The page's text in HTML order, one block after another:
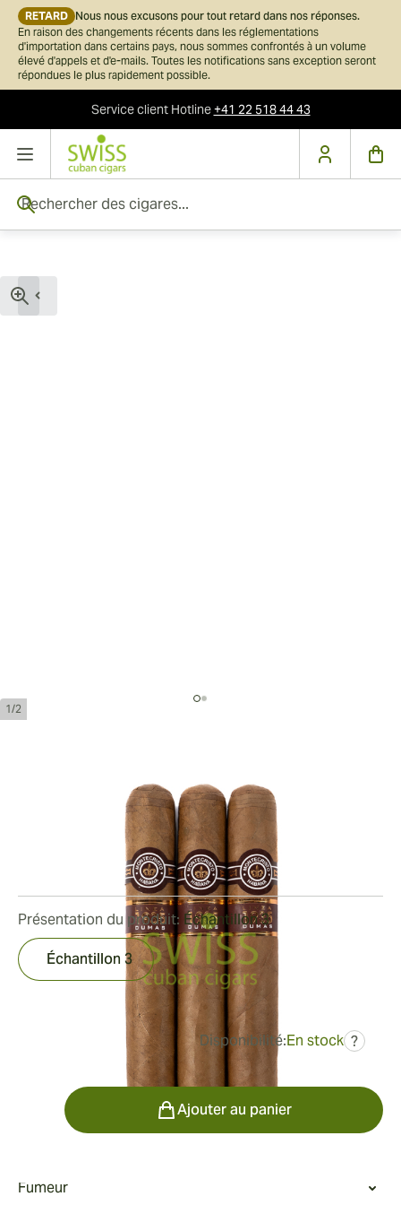
RETARD Nous nous excusons pour tout retard dans nos réponses.
En raison des changements récents dans les réglementations
d'importation dans certains pays, nous sommes confrontés à un volume
élevé d'appels et d'e-mails. Toutes les notifications sans exception seront
répondues le plus rapidement possible.
Service clientHotline+41 22 518 44 43
Skip to Content
1/2
Bague de jauge:49
133 mm / 5.25 pouces
Commentaires
112,50 €
Disponibilité:En stock ?
Présentation du produit: Échantillon 3
Échantillon 3
Ajouter au panier
Fumeur